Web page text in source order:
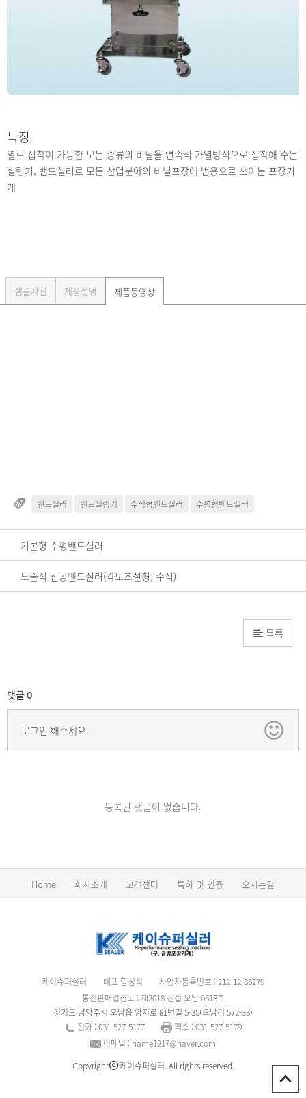
특징
열로 접착이 가능한 모든 종류의 비닐을 연속식 가열방식으로 접착해 주는
실링기, 밴드실러로 모든 산업분야의 비닐포장에 범용으로 쓰이는 포장기
계
샘플사진 제품설명 제품동영상
밴드실러 밴드실링기 수직형밴드실러 수평형밴드실러
기본형 수평밴드실러
노즐식 진공밴드실러(각도조절형, 수직)
목록
댓글0
로그인 해주세요.
등록된 댓글이 없습니다.
Home 회사소개 고객센터 특허 및 인증 오시는길
케이슈퍼실러 대표 함성식
사업자등록번호 : 212-12-85279
통신판매업신고 : 제2018 진접 오남 0618호
경기도 남양주시 오남읍 양지로 81번길 5-35(오남리 572-33)
전화 : 031-527-5177
팩스 : 031-527-5179
이메일 : name1217@naver.com
Copyright
케이슈퍼실러. All rights reserved.